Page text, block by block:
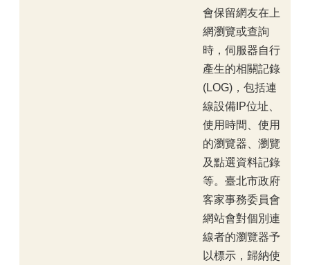
會保留網友在上
網瀏覽或查詢
時，伺服器自行
產生的相關記錄
(LOG)，包括連
線設備IP位址、
使用時間、使用
的瀏覽器、瀏覽
及點選資料記錄
等。臺北市政府
客家事務委員會
網站會對個別連
線者的瀏覽器予
以標示，歸納使